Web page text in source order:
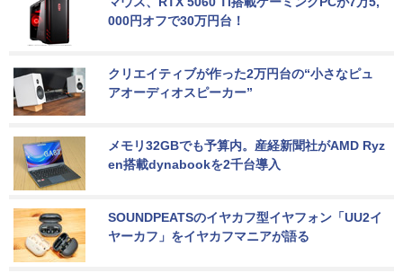
000円オフで30万円台！
クリエイティブが作った2万円台の“小さなピュ
アオーディオスピーカー”
メモリ32GBでも予算内。産経新聞社がAMD Ryz
en搭載dynabookを2千台導入
SOUNDPEATSのイヤカフ型イヤフォン「UU2イ
ヤーカフ」をイヤカフマニアが語る